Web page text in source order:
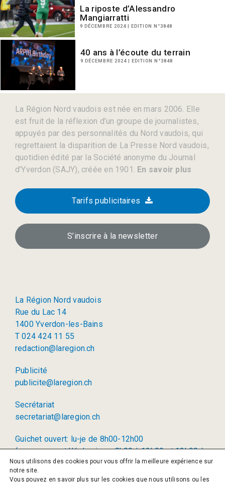
La riposte d’Alessandro
Mangiarratti
9 DÉCEMBRE 2024 | EDITION N°3848
40 ans à l’écoute du terrain
9 DÉCEMBRE 2024 | EDITION N°3848
La Région Nord vaudois est née en mars 2006. Elle
est fruit de la réflexion d’un groupe de journalistes,
appuyés par des personnalités du Nord vaudois, qui
regrettaient la disparition de La Presse Nord vaudois,
quotidien édité par la Société anonyme du Journal
d’Yverdon (SAJY), créée en 1901. En savoir plus
Tarifs publicitaires
S’inscrire à la newsletter
La Région Nord vaudois
Rue du Lac 14
1400 Yverdon-les-Bains
T 024 424 11 55
redaction@laregion.ch
Publicité
publicite@laregion.ch
Secrétariat
secretariat@laregion.ch
Guichet ouvert: lu-je de 8h00-12h00
(permanence téléphonique: 8h00 à 12h00 et 13h00 à
17h00)
Nous utilisons des cookies pour vous offrir la meilleure expérience sur
notre site.
Vous pouvez en savoir plus sur les cookies que nous utilisons ou les